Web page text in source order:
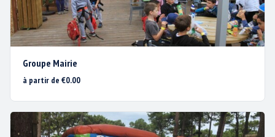
-
5 € 5 € 5 €
Disc Golf * - 1 partie (/pers.)
-
-
34 € 37 € 40 €
Groupe Mairie
à partir de €0.00